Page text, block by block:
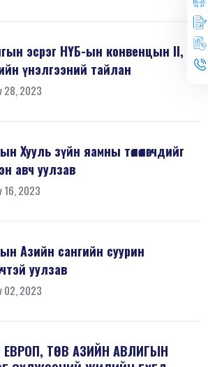
эсрэг НҮБ-ын конвенцын II, V
үнэлгээний тайлан
28, 2023
Хууль зүйн яамны төлөөлөгчдийг
авч уулзав
16, 2023
Азийн сангийн суурин
уулзав
02, 2023
ЕВРОП, ТӨВ АЗИЙН АВЛИГЫН